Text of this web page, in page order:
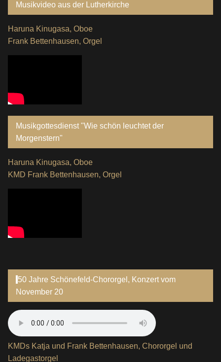
Musikvideo aus der Lutherkirche
Haruna Kinugasa, Oboe
Frank Bettenhausen, Orgel
Musikgottesdienst "Wie schön leuchtet der
Morgenstern"
Haruna Kinugasa, Oboe
KMD Frank Bettenhausen, Orgel
50 Jahre Schönefeld-Chororgel, Konzert vom
November 20
KMDs Katja und Frank Bettenhausen, Chororgel und
Ladegastorgel